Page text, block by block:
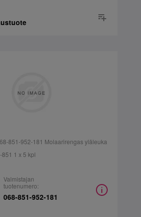
851-952-181 Molaarirengas yläleuka
1 x 5 kpl
Valmistajan
tuotenumero:
068-851-952-181